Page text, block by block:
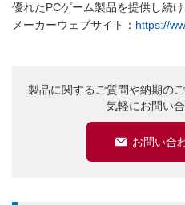
優れたPCゲーム製品を提供し続け
メーカーウェブサイト： https://
製品に関するご質問や納期の
気軽にお問い
お問い合